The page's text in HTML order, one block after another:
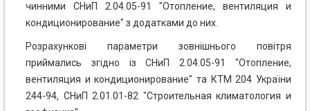
чинними СНиП 2.04.05-91 "Отопление, вентиляция и
кондиционирование" з додатками до них.
Розрахункові параметри зовнішнього повітря
приймались згідно із СНиП 2.04.05-91 "Отопление,
вентиляция и кондиционирование" та КТМ 204 України
244-94, СНиП 2.01.01-82 "Строительная климатология и